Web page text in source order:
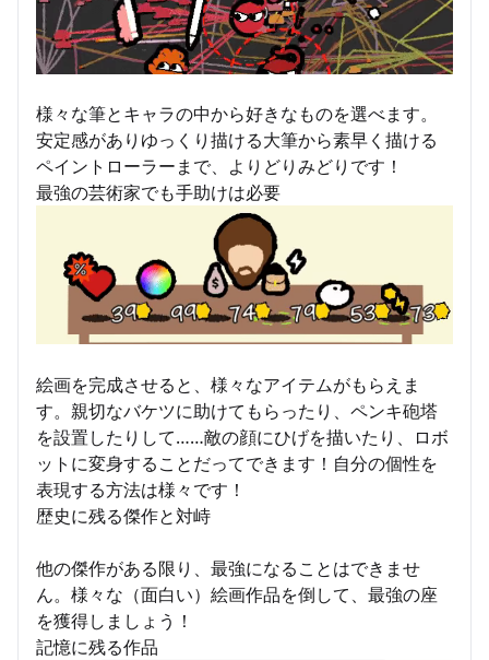
様々な筆とキャラの中から好きなものを選べます。
安定感がありゆっくり描ける大筆から素早く描ける
ペイントローラーまで、よりどりみどりです！
最強の芸術家でも手助けは必要
絵画を完成させると、様々なアイテムがもらえま
す。親切なバケツに助けてもらったり、ペンキ砲塔
を設置したりして……敵の顔にひげを描いたり、ロボ
ットに変身することだってできます！自分の個性を
表現する方法は様々です！
歴史に残る傑作と対峙
他の傑作がある限り、最強になることはできませ
ん。様々な（面白い）絵画作品を倒して、最強の座
を獲得しましょう！
記憶に残る作品